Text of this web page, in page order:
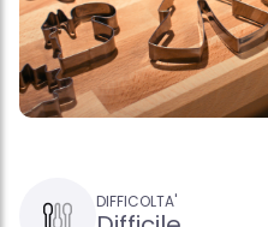
DIFFICOLTA'